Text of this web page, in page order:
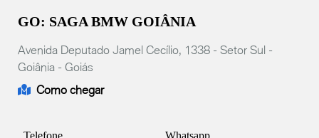
GO: SAGA BMW GOIÂNIA
Avenida Deputado Jamel Cecílio, 1338 - Setor Sul -
Goiânia - Goiás
Como chegar
Telefone
Whatsapp